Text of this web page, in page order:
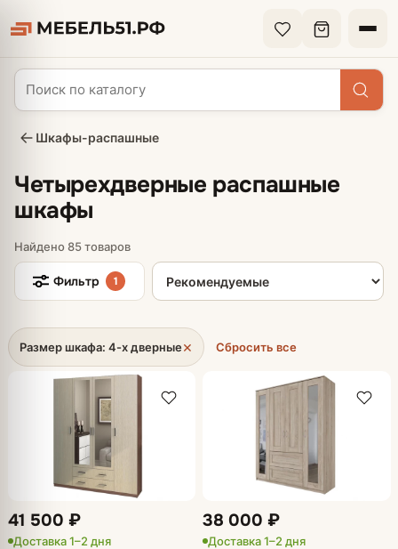
Шкафы-распашные
Четырехдверные распашные
шкафы
Найдено 85 товаров
Фильтр 1
Сортировка товаров
Размер шкафа: 4-х дверные× Сбросить все
41 500 ₽
Доставка 1–2 дня
38 000 ₽
Доставка 1–2 дня